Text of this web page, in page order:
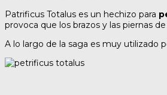
Patrificus Totalus es un hechizo para
provoca que los brazos y las piernas
A lo largo de la saga es muy utilizado